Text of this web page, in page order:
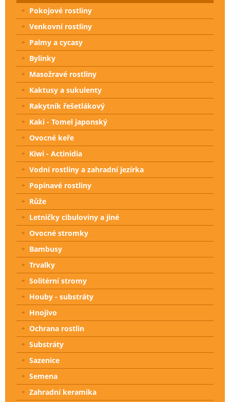
Pokojové rostliny
Venkovní rostliny
Palmy a cycasy
Bylinky
Masožravé rostliny
Kaktusy a sukulenty
Rakytník řešetlákový
Kaki - Tomel japonský
Ovocné keře
Kiwi - Actinidia
Vodní rostliny a zahradní jezírka
Popínavé rostliny
Růže
Letničky cibuloviny a jiné
Ovocné stromky
Bambusy
Trvalky
Solitérní stromy
Houby - substráty
Hnojivo
Ochrana rostlin
Substráty
Sazenice
Semena
Zahradní keramika